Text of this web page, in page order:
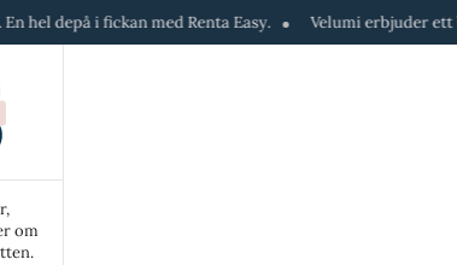
med Renta Easy. Velumi erbjuder ett blixtsnabbt,
om